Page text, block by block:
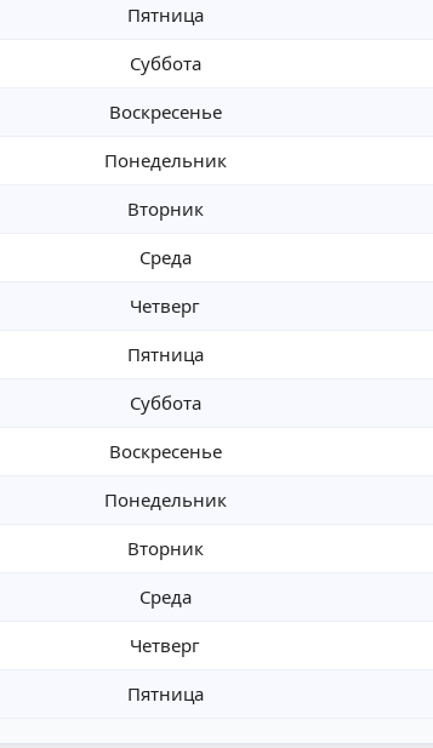
Пятница
Суббота
Воскресенье
Понедельник
Вторник
Среда
Четверг
Пятница
Суббота
Воскресенье
Понедельник
Вторник
Среда
Четверг
Пятница